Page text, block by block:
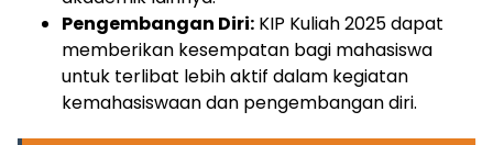
Pengembangan Diri: KIP Kuliah 2025 dapat
memberikan kesempatan bagi mahasiswa
untuk terlibat lebih aktif dalam kegiatan
kemahasiswaan dan pengembangan diri.